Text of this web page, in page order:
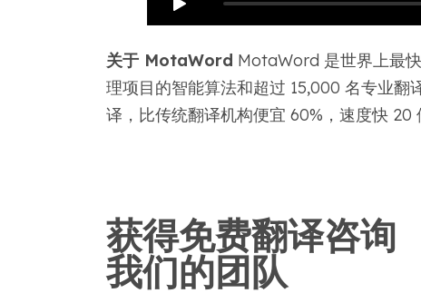
关于 MotaWord MotaWord 是世界上最
理项目的智能算法和超过 15,000 名专业
译，比传统翻译机构便宜 60%，速度快 20
获得免费翻译咨询
我们的团队